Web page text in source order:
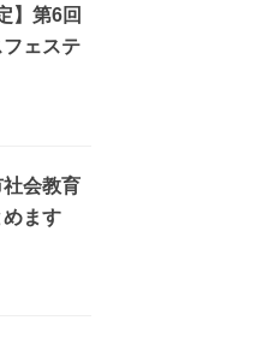
】第6回
ェステ
社会教育
ます